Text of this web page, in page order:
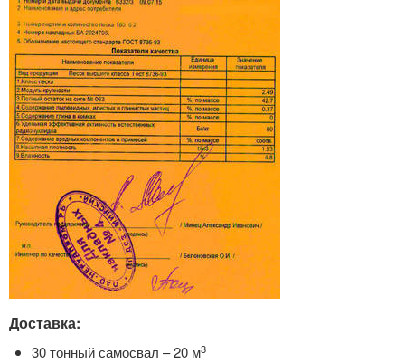
Доставка:
30 тонный самосвал – 20 м3